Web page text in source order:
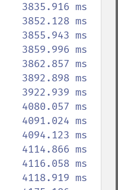
3835.916 ms
3852.128 ms
3855.943 ms
3859.996 ms
3862.857 ms
3892.898 ms
3922.939 ms
4080.057 ms
4091.024 ms
4094.123 ms
4114.866 ms
4116.058 ms
4118.919 ms